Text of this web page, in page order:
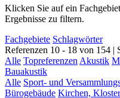
Klicken Sie auf ein
Ergebnisse zu filtern.
Fachgebiete Schlagwörter
Referenzen 10 - 18 von 154 |
Alle Topreferenzen Akustik
Bauakustik
Alle Sport- und
Bürogebäude Kirchen, Kloster